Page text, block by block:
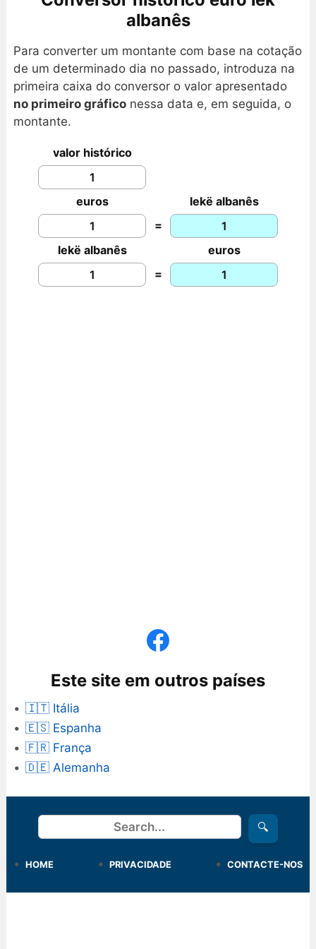
albanês
Para converter um montante com base na cotação
de um determinado dia no passado, introduza na
primeira caixa do conversor o valor apresentado
no primeiro gráficonessa data e, em seguida, o
montante.
valor histórico
euros
lekë albanês
=
lekë albanês
euros
=
Este site em outros países
🇮🇹 Itália
🇪🇸 Espanha
🇫🇷 França
🇩🇪 Alemanha
Procurar 🔍
HOME PRIVACIDADE CONTACTE-NOS